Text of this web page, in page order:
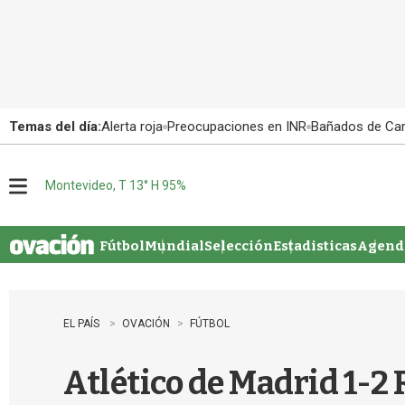
Temas del día:Alerta roja Preocupaciones en INR Bañados de
u
Montevideo, T 13° H 95%
FútbolMundialSelecciónEstadisticas
EL PAÍS OVACIÓN FÚTBOL
Atlético de Madrid 1-2